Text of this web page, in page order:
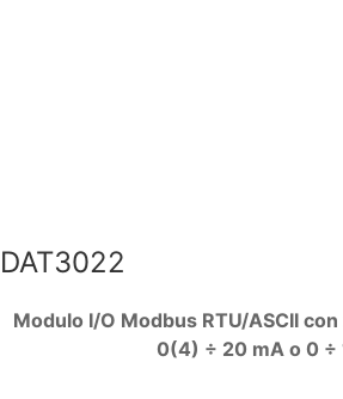
DAT3022
Modulo I/O Modbus RTU/ASCII
0(4) ÷ 20 mA o 0 ÷